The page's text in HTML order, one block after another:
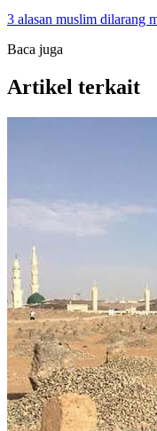
3 alasan muslim dilarang
Baca juga
Artikel terkait